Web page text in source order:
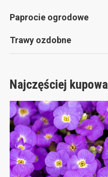
Paprocie ogrodowe
Trawy ozdobne
Najczęściej